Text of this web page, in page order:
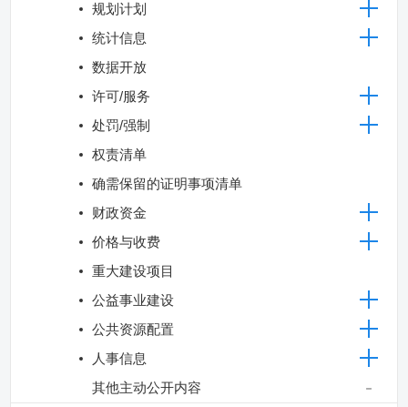
规划计划
统计信息
数据开放
许可/服务
处罚/强制
权责清单
确需保留的证明事项清单
财政资金
价格与收费
重大建设项目
公益事业建设
公共资源配置
人事信息
其他主动公开内容